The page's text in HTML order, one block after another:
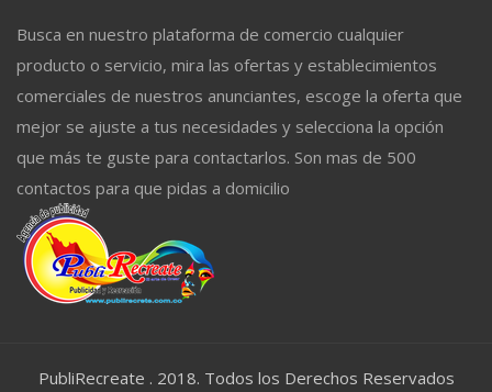
Busca en nuestro plataforma de comercio cualquier
producto o servicio, mira las ofertas y establecimientos
comerciales de nuestros anunciantes, escoge la oferta que
mejor se ajuste a tus necesidades y selecciona la opción
que más te guste para contactarlos. Son mas de 500
contactos para que pidas a domicilio
PubliRecreate . 2018. Todos los Derechos Reservados